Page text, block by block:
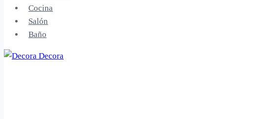
Cocina
Salón
Baño